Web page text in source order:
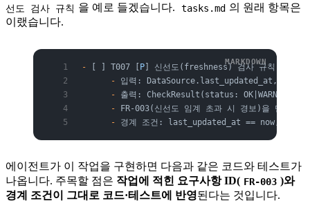
선도 검사 규칙 을 예로 들겠습니다. tasks.md 의 원래 항목은
이랬습니다.
- [ ] T007 [ P ] 신선도(freshness) 검사 규칙 구현
      -
입력: DataSource.last_updated_at,
      -
출력: CheckResult(status:
      -
FR-003(신선도 임계 초과 시 경보)을 만족해
      -
경계 조건: last_updated_at == now, null
에이전트가 이 작업을 구현하면 다음과 같은 코드와 테스트가
나옵니다. 주목할 점은 작업에 적힌 요구사항 ID( FR-003 )와
경계 조건이 그대로 코드·테스트에 반영된다는 것입니다.